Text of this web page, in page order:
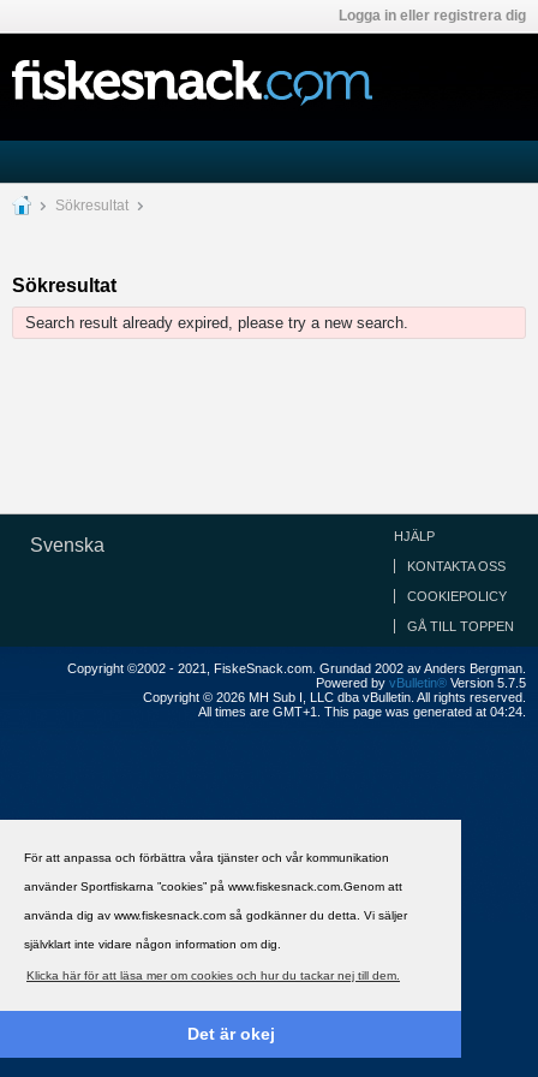
För att anpassa och förbättra våra tjänster och vår kommunikation
använder Sportfiskarna ”cookies” på www.fiskesnack.com.Genom att
använda dig av www.fiskesnack.com så godkänner du detta. Vi säljer
självklart inte vidare någon information om dig.
Klicka här för att läsa mer om cookies och hur du tackar nej till dem.
Det är okej
Logga in eller registrera dig
Sökresultat
Sökresultat
Search result already expired, please try a new search.
Svenska HJÄLP
KONTAKTA OSS
COOKIEPOLICY
GÅ TILL TOPPEN
Copyright ©2002 - 2021, FiskeSnack.com. Grundad 2002 av Anders Bergman.
Powered by vBulletin® Version 5.7.5
Copyright © 2026 MH Sub I, LLC dba vBulletin. All rights reserved.
All times are GMT+1. This page was generated at 04:24.